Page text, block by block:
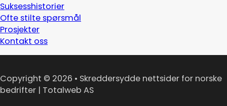
Suksesshistorier
Ofte stilte spørsmål
Prosjekter
Kontakt oss
Copyright © 2026 • Skreddersydde nettsider for norske
bedrifter | Totalweb AS